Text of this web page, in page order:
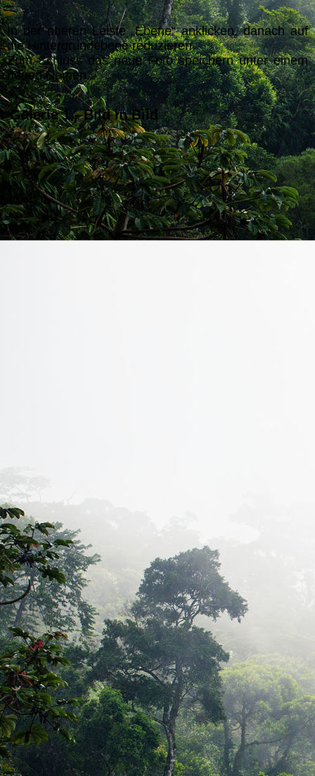
In der oberen Leiste „Ebene“ anklicken, danach auf
die Hintergrundebene reduzieren.
Zum Schluss das neue Foto speichern unter einem
neuen Namen.
Galerie 1 - Bild in Bild